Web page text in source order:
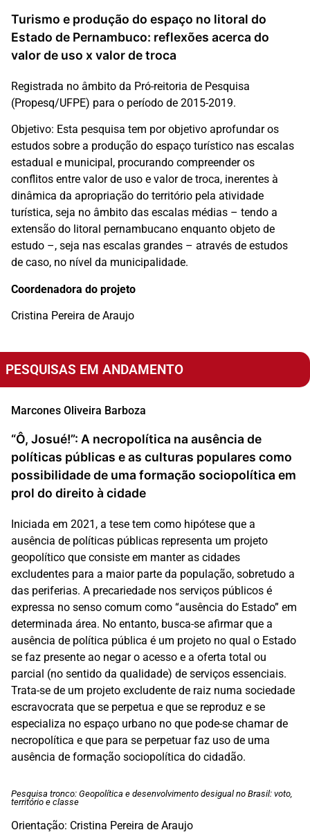
Turismo e produção do espaço no litoral do
Estado de Pernambuco: reflexões acerca do
valor de uso x valor de troca
Registrada no âmbito da Pró-reitoria de Pesquisa
(Propesq/UFPE) para o período de 2015-2019.
Objetivo: Esta pesquisa tem por objetivo aprofundar os
estudos sobre a produção do espaço turístico nas escalas
estadual e municipal, procurando compreender os
conflitos entre valor de uso e valor de troca, inerentes à
dinâmica da apropriação do território pela atividade
turística, seja no âmbito das escalas médias – tendo a
extensão do litoral pernambucano enquanto objeto de
estudo –, seja nas escalas grandes – através de estudos
de caso, no nível da municipalidade.
Coordenadora do projeto
Cristina Pereira de Araujo
PESQUISAS EM ANDAMENTO
Marcones Oliveira Barboza
“Ô, Josué!”: A necropolítica na ausência de
políticas públicas e as culturas populares como
possibilidade de uma formação sociopolítica em
prol do direito à cidade
Iniciada em 2021, a tese tem como hipótese que a
ausência de políticas públicas representa um projeto
geopolítico que consiste em manter as cidades
excludentes para a maior parte da população, sobretudo a
das periferias. A precariedade nos serviços públicos é
expressa no senso comum como “ausência do Estado” em
determinada área. No entanto, busca-se afirmar que a
ausência de política pública é um projeto no qual o Estado
se faz presente ao negar o acesso e a oferta total ou
parcial (no sentido da qualidade) de serviços essenciais.
Trata-se de um projeto excludente de raiz numa sociedade
escravocrata que se perpetua e que se reproduz e se
especializa no espaço urbano no que pode-se chamar de
necropolítica e que para se perpetuar faz uso de uma
ausência de formação sociopolítica do cidadão.
Pesquisa tronco: Geopolítica e desenvolvimento desigual no Brasil: voto,
território e classe
Orientação: Cristina Pereira de Araujo